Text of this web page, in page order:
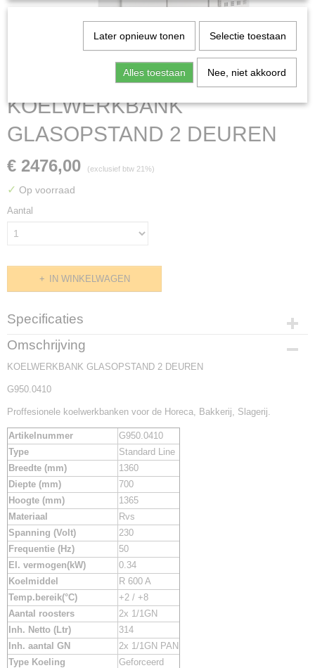
KOELWERKBANK
GLASOPSTAND 2 DEUREN
€ 2476,00 (exclusief btw 21%)
✓ Op voorraad
Aantal
IN WINKELWAGEN
Specificaties
Productcode
Omschrijving
KOELWERKBANK GLASOPSTAND 2 DEUREN
G950.0410
Proffesionele koelwerkbanken voor de Horeca, Bakkerij, Slagerij.
Artikelnummer
G950.0410
Type
Standard Line
Breedte (mm)
1360
Diepte (mm)
700
Hoogte (mm)
1365
Materiaal
Rvs
Spanning (Volt)
230
Frequentie (Hz)
50
El. vermogen(kW)
0.34
Koelmiddel
R 600 A
Temp.bereik(°C)
+2 / +8
Aantal roosters
2x 1/1GN
Inh. Netto (Ltr)
314
Inh. aantal GN
2x 1/1GN PAN
Type Koeling
Geforceerd
Later opnieuw tonen Selectie toestaan
Alles toestaan Nee, niet akkoord